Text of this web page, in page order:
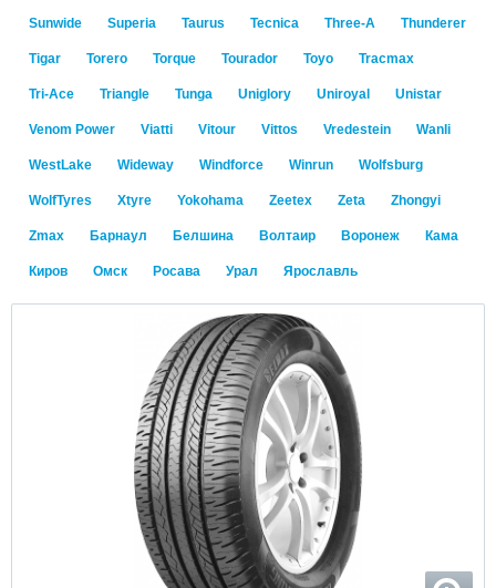
Sunwide Superia Taurus Tecnica Three-A Thunderer
Tigar Torero Torque Tourador Toyo Tracmax
Tri-Ace Triangle Tunga Uniglory Uniroyal Unistar
Venom Power Viatti Vitour Vittos Vredestein Wanli
WestLake Wideway Windforce Winrun Wolfsburg
WolfTyres Xtyre Yokohama Zeetex Zeta Zhongyi
Zmax Барнаул Белшина Волтаир Воронеж Кама
Киров Омск Росава Урал Ярославль